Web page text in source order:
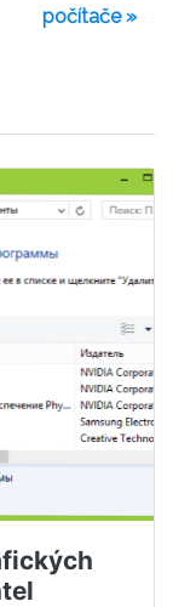
počítače »